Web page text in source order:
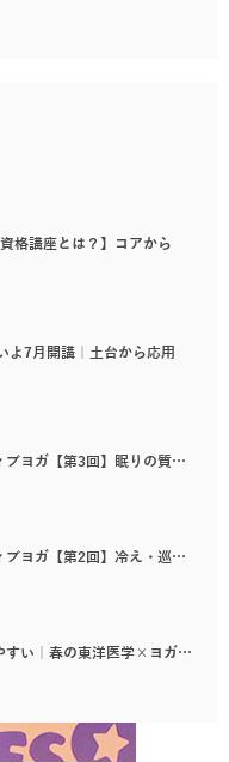
格講座とは？】コアから
よ7月開講｜土台から応用
ヨガ【第3回】眠りの質…
ヨガ【第2回】冷え・巡…
すい｜春の東洋医学×ヨガ…